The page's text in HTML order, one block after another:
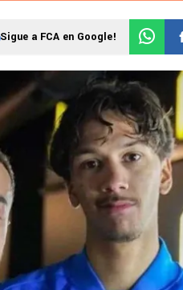
Sigue a FCA en Google!